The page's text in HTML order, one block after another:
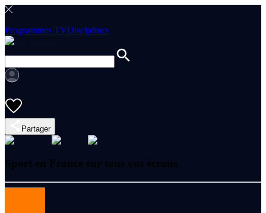
Programmes TVDisciplines
Partager
Sport en France sur tous vos écrans